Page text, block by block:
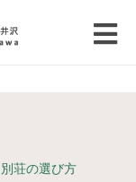
荘の選び方